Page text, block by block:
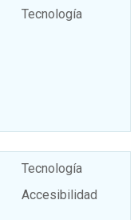
Tecnología
Tecnología
Accesibilidad